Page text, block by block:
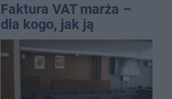
Faktura VAT marża –
dla kogo, jak ją
wystawić i jak rozliczyć